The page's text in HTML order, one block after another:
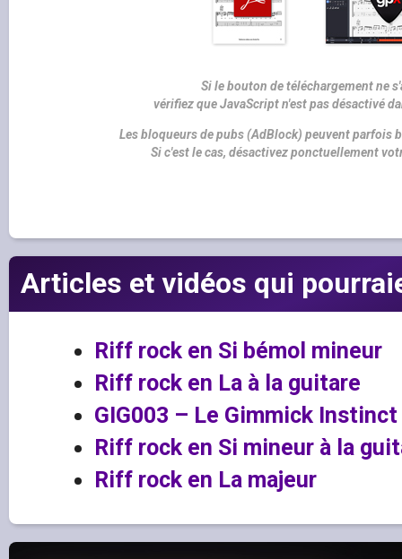
Si le bouton de téléchargement ne
vérifiez que JavaScript n'est pas désactivé
Les bloqueurs de pubs (AdBlock) peuvent parfois
Si c'est le cas, désactivez ponctuellement
Articles et vidéos qui
Riff rock en Si bémol mineur
Riff rock en La à la guitare
GIG003 – Le Gimmick
Riff rock en Si mineur à la
Riff rock en La majeur